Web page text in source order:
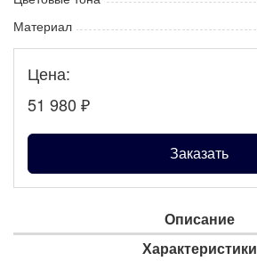
Материал
Цена:
51 980 ₽
Заказать
Описание
Характеристики